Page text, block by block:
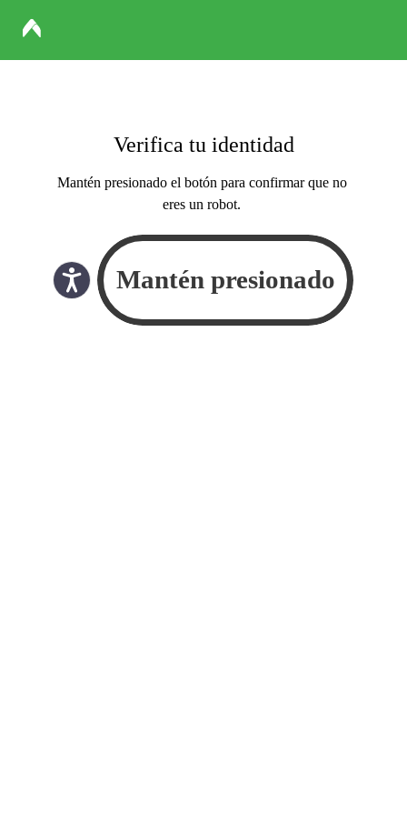
Verifica tu identidad
Mantén presionado el botón para confirmar que no
eres un robot.